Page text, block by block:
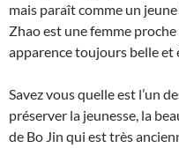
mais paraît comme un
Zhao est une femme
apparence toujours belle et
Savez vous quelle est l’un
préserver la jeunesse, la
de Bo Jin qui est très